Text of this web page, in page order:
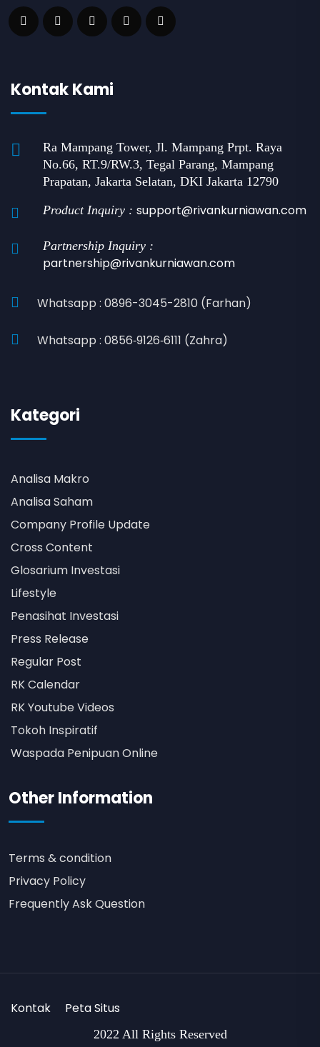
Kontak Kami
Ra Mampang Tower, Jl. Mampang Prpt. Raya
No.66, RT.9/RW.3, Tegal Parang, Mampang
Prapatan, Jakarta Selatan, DKI Jakarta 12790
Product Inquiry : support@rivankurniawan.com
Partnership Inquiry :
partnership@rivankurniawan.com
Whatsapp : 0896-3045-2810 (Farhan)
Whatsapp : 0856‑9126‑6111 (Zahra)
Kategori
Analisa Makro
Analisa Saham
Company Profile Update
Cross Content
Glosarium Investasi
Lifestyle
Penasihat Investasi
Press Release
Regular Post
RK Calendar
RK Youtube Videos
Tokoh Inspiratif
Waspada Penipuan Online
Other Information
Terms & condition
Privacy Policy
Frequently Ask Question
2022 All Rights Reserved
Kontak Peta Situs